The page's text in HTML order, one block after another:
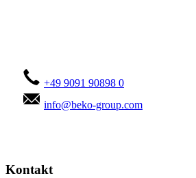
+49 9091 90898 0
info@beko-group.com
Kontakt